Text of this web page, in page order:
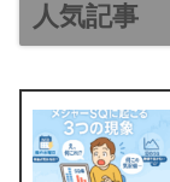
人気記事